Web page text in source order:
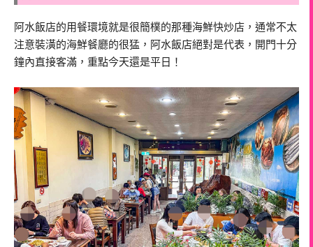
阿水飯店的用餐環境就是很簡樸的那種海鮮快炒店，通常不太
注意裝潢的海鮮餐廳的很猛，阿水飯店絕對是代表，開門十分
鐘內直接客滿，重點今天還是平日！